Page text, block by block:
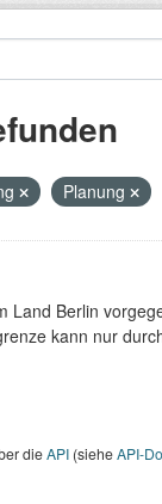
Planung
Land Berlin
kann nur
dieAPI(sieheAPI-